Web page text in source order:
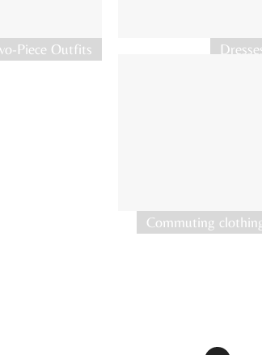
Piece Outfits
Commuting